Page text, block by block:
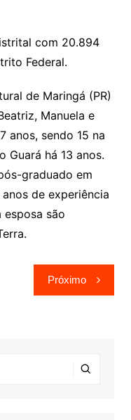
com 20.894
Federal.
de Maringá (PR)
Manuela e
anos, sendo 15 na
Guará há 13 anos.
graduado em
de experiência
esposa são
Próximo